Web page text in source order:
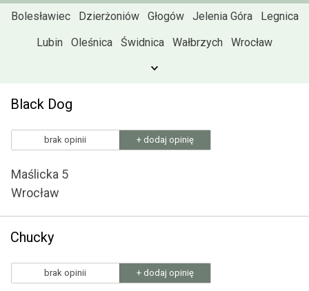
Bolesławiec Dzierżoniów Głogów Jelenia Góra
Legnica
Lubin
Oleśnica Świdnica Wałbrzych Wrocław
Black Dog
brak opinii + dodaj opinię
Maślicka 5
Wrocław
Chucky
brak opinii + dodaj opinię